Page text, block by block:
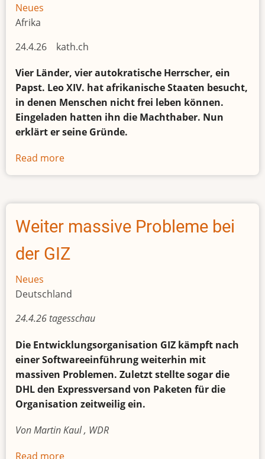
Neues
Afrika
24.4.26 kath.ch
Vier Länder, vier autokratische Herrscher, ein
Papst. Leo XIV. hat afrikanische Staaten besucht,
in denen Menschen nicht frei leben können.
Eingeladen hatten ihn die Machthaber. Nun
erklärt er seine Gründe.
Read more
Papst
nach
Reise:
Darum
habe
Autokraten
Weiter massive Probleme bei
der GIZ
Neues
Deutschland
24.4.26 tagesschau
Die Entwicklungsorganisation GIZ kämpft nach
einer Softwareeinführung weiterhin mit
massiven Problemen. Zuletzt stellte sogar die
DHL den Expressversand von Paketen für die
Organisation zeitweilig ein.
Von Martin Kaul , WDR
Read more